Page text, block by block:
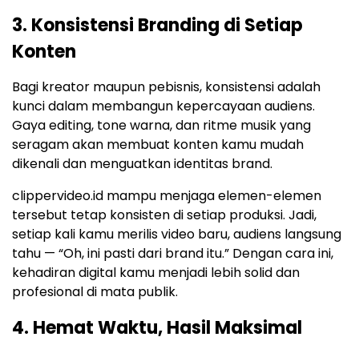
3. Konsistensi Branding di Setiap
Konten
Bagi kreator maupun pebisnis, konsistensi adalah
kunci dalam membangun kepercayaan audiens.
Gaya editing, tone warna, dan ritme musik yang
seragam akan membuat konten kamu mudah
dikenali dan menguatkan identitas brand.
clippervideo.id mampu menjaga elemen-elemen
tersebut tetap konsisten di setiap produksi. Jadi,
setiap kali kamu merilis video baru, audiens langsung
tahu — “Oh, ini pasti dari brand itu.” Dengan cara ini,
kehadiran digital kamu menjadi lebih solid dan
profesional di mata publik.
4. Hemat Waktu, Hasil Maksimal